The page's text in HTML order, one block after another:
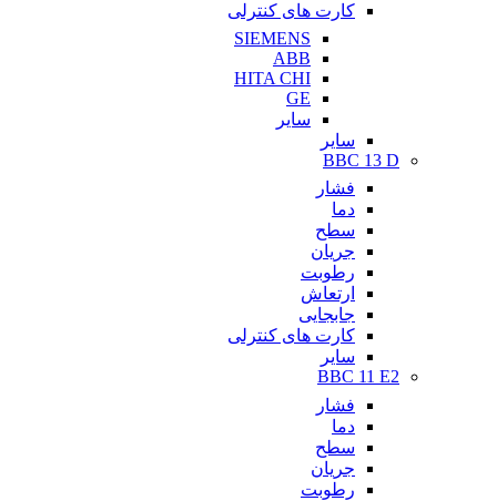
کارت های کنترلی
SIEMENS
ABB
HITA CHI
GE
سایر
سایر
BBC 13 D
فشار
دما
سطح
جریان
رطوبت
ارتعاش
جابجایی
کارت های کنترلی
سایر
BBC 11 E2
فشار
دما
سطح
جریان
رطوبت